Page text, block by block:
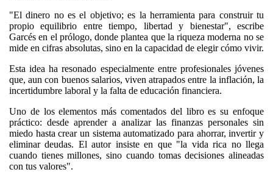
"El dinero no es el objetivo; es la herramienta para construir tu
propio equilibrio entre tiempo, libertad y bienestar", escribe
Garcés en el prólogo, donde plantea que la riqueza moderna no se
mide en cifras absolutas, sino en la capacidad de elegir cómo vivir.
Esta idea ha resonado especialmente entre profesionales jóvenes
que, aun con buenos salarios, viven atrapados entre la inflación, la
incertidumbre laboral y la falta de educación financiera.
Uno de los elementos más comentados del libro es su enfoque
práctico: desde aprender a analizar las finanzas personales sin
miedo hasta crear un sistema automatizado para ahorrar, invertir y
eliminar deudas. El autor insiste en que "la vida rica no llega
cuando tienes millones, sino cuando tomas decisiones alineadas
con tus valores".